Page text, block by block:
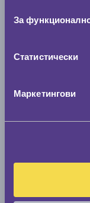
За
Статистически
Маркетингови
Модел